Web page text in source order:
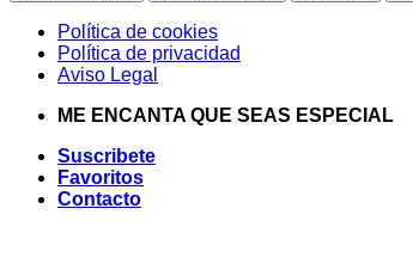
Política de cookies
Política de privacidad
Aviso Legal
Saltar
contenido
ME ENCANTA QUE SEAS ESPECIAL
Suscribete
Favoritos
Contacto